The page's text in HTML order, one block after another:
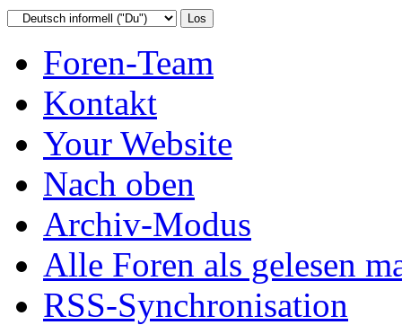
Foren-Team
Kontakt
Your Website
Nach oben
Archiv-Modus
Alle Foren als gelesen
RSS-Synchronisation